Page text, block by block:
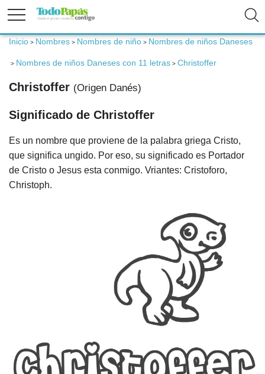
Embarazo
Niños
Inicio > Nombres > Nombres de niño > Nombres de niños Daneses
> Nombres de niños Daneses con 11 letras > Christoffer
Christoffer (Origen Danés)
Significado de Christoffer
Es un nombre que proviene de la palabra griega Cristo,
que significa ungido. Por eso, su significado es Portador
de Cristo o Jesus esta conmigo. Vriantes: Cristoforo,
Christoph.